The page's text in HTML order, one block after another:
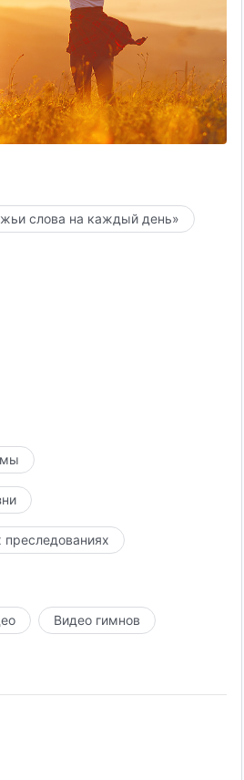
слова на каждый день»
Видео гимнов